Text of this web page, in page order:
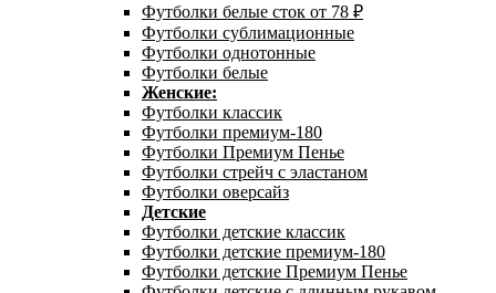
Футболки белые сток от 78 ₽
Футболки сублимационные
Футболки однотонные
Футболки белые
Женские:
Футболки классик
Футболки премиум-180
Футболки Премиум Пенье
Футболки стрейч с эластаном
Футболки оверсайз
Детские
Футболки детские классик
Футболки детские премиум-180
Футболки детские Премиум Пенье